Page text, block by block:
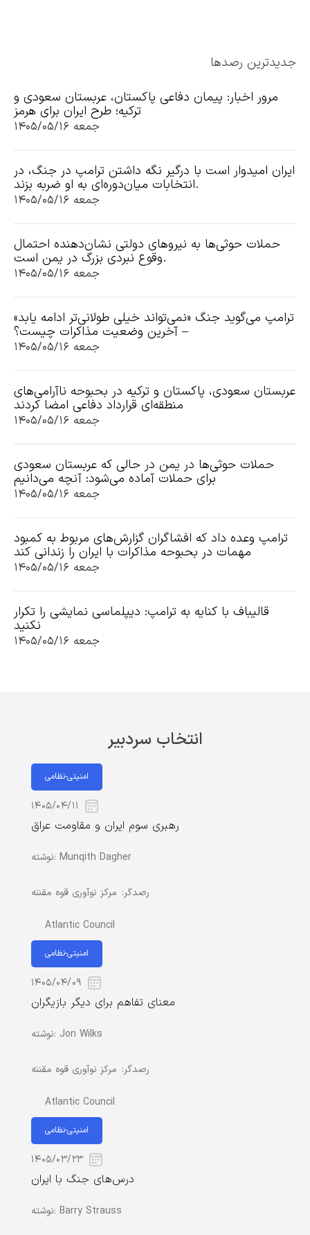
جدیدترین رصدها
مرور اخبار: پیمان دفاعی پاکستان، عربستان سعودی و
ترکیه؛ طرح ایران برای هرمز
جمعه ۱۴۰۵/۰۵/۱۶
ایران امیدوار است با درگیر نگه داشتن ترامپ در جنگ، در
انتخابات میان‌دوره‌ای به او ضربه بزند.
جمعه ۱۴۰۵/۰۵/۱۶
حملات حوثی‌ها به نیروهای دولتی نشان‌دهنده احتمال
وقوع نبردی بزرگ در یمن است.
جمعه ۱۴۰۵/۰۵/۱۶
ترامپ می‌گوید جنگ «نمی‌تواند خیلی طولانی‌تر ادامه یابد»
– آخرین وضعیت مذاکرات چیست؟
جمعه ۱۴۰۵/۰۵/۱۶
عربستان سعودی، پاکستان و ترکیه در بحبوحه ناآرامی‌های
منطقه‌ای قرارداد دفاعی امضا کردند
جمعه ۱۴۰۵/۰۵/۱۶
حملات حوثی‌ها در یمن در حالی که عربستان سعودی
برای حملات آماده می‌شود: آنچه می‌دانیم
جمعه ۱۴۰۵/۰۵/۱۶
ترامپ وعده داد که افشاگران گزارش‌های مربوط به کمبود
مهمات در بحبوحه مذاکرات با ایران را زندانی کند
جمعه ۱۴۰۵/۰۵/۱۶
قالیباف با کنایه به ترامپ: دیپلماسی نمایشی را تکرار
نکنید
جمعه ۱۴۰۵/۰۵/۱۶
انتخاب سردبیر
امنیتی-نظامی
۱۴۰۵/۰۴/۱۱
رهبری سوم ایران و مقاومت عراق
نوشته: Munqith Dagher
رصدگر: مرکز نوآوری قوه مقننه
Atlantic Council
امنیتی-نظامی
۱۴۰۵/۰۴/۰۹
معنای تفاهم برای دیگر بازیگران
نوشته: Jon Wilks
رصدگر: مرکز نوآوری قوه مقننه
Atlantic Council
امنیتی-نظامی
۱۴۰۵/۰۳/۲۳
درس‌های جنگ با ایران
نوشته: Barry Strauss